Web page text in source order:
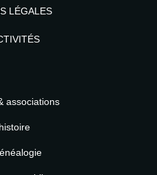
LÉGALES
associations